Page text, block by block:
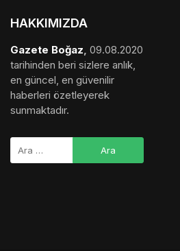
HAKKIMIZDA
Gazete Boğaz, 09.08.2020
tarihinden beri sizlere anlık,
en güncel, en güvenilir
haberleri özetleyerek
sunmaktadır.